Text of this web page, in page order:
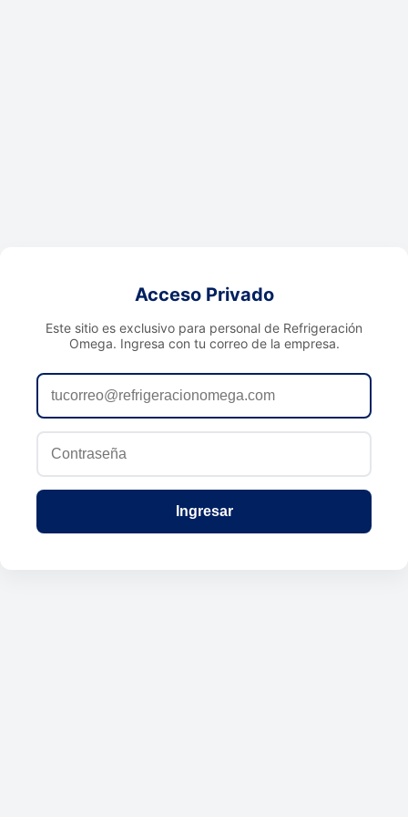
Acceso Privado
Este sitio es exclusivo para personal de Refrigeración
Omega. Ingresa con tu correo de la empresa.
Ingresar